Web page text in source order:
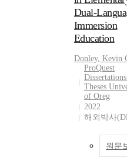
Department of
Education high
principals
within schools
Bronx,
Manhattan, and
Queens. Twelve
randomly
principals
14 semi-
used and all
classrooms. As
linguistic and
diversity is
schools as a
globalization,
in cross-border
connections,
increased
mobility,
continues to
ground. Despite
Dual-
Immersion
Education
Donley, Kevin
ProQuest
Theses
of Oreg
2022
해외박사
원문